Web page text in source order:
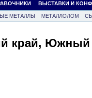
ВЫСТАВКИ И
МЕТАЛЛЫ МЕТАЛЛОЛОМ
край,